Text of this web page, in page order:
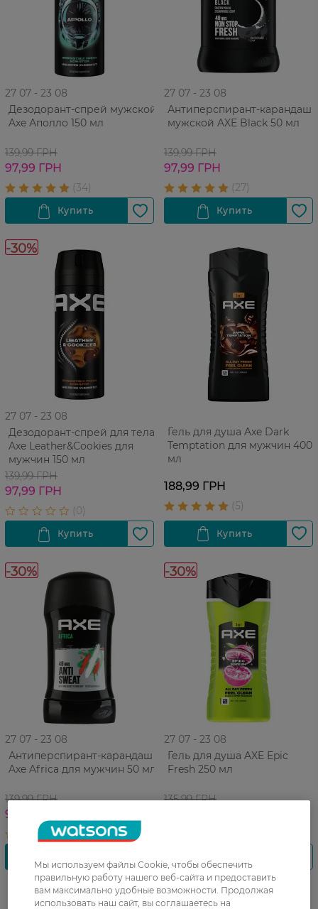
27 07 - 23 08
Дезодорант-спрей мужской
Axe Аполло 150 мл
139,99 ГРН
97,99 ГРН
27 07 - 23 08
Антиперспирант-карандаш
мужской AXE Black 50 мл
139,99 ГРН
97,99 ГРН
-30%
27 07 - 23 08
Дезодорант-спрей для тела
Axe Leather&Cookies для
мужчин 150 мл
139,99 ГРН
97,99 ГРН
Гель для душа Axe Dark
Temptation для мужчин 400
мл
188,99 ГРН
-30%
27 07 - 23 08
Антиперспирант-карандаш
Axe Africa для мужчин 50 мл
139,99 ГРН
97,99 ГРН
-30%
27 07 - 23 08
Гель для душа AXE Epic
Fresh 250 мл
135,99 ГРН
Мы используем файлы Cookie, чтобы обеспечить
правильную работу нашего веб-сайта и предоставить
вам максимально удобные возможности. Продолжая
использовать наш сайт, вы соглашаетесь на